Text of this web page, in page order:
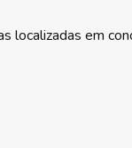
localizadas em